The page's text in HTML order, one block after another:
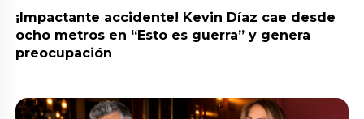
¡Impactante accidente! Kevin Díaz cae desde
ocho metros en “Esto es guerra” y genera
preocupación